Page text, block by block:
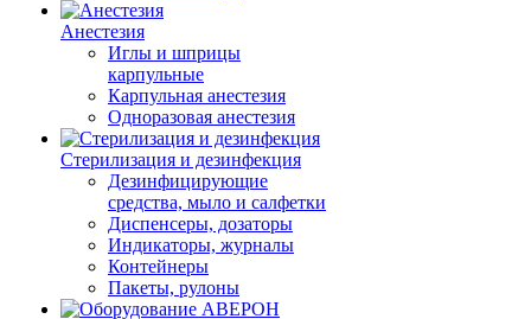
Анестезия
Иглы и шприцы
карпульные
Карпульная анестезия
Одноразовая анестезия
Стерилизация и дезинфекция
Дезинфицирующие
средства, мыло и салфетки
Диспенсеры, дозаторы
Индикаторы, журналы
Контейнеры
Пакеты, рулоны